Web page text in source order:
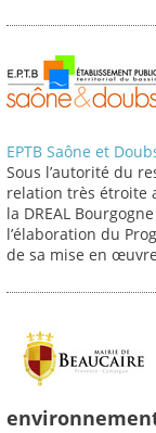
EPTB Saône et
Sous l’autorité du
relation très étroite
la DREAL
l’élaboration du
de sa mise en